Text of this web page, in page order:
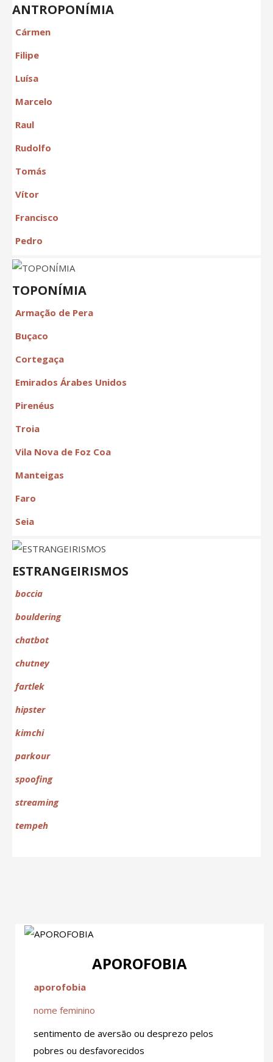
ANTROPONÍMIA
Cármen
Filipe
Luísa
Marcelo
Raul
Rudolfo
Tomás
Vítor
Francisco
Pedro
TOPONÍMIA
Armação de Pera
Buçaco
Cortegaça
Emirados Árabes Unidos
Pirenéus
Troia
Vila Nova de Foz Coa
Manteigas
Faro
Seia
ESTRANGEIRISMOS
boccia
bouldering
chatbot
chutney
fartlek
hipster
kimchi
parkour
spoofing
streaming
tempeh
APOROFOBIA
aporofobia
nome feminino
sentimento de aversão ou desprezo pelos
pobres ou desfavorecidos